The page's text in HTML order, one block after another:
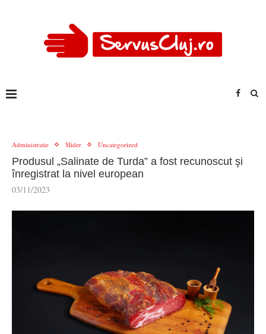
Administratie Slider Uncategorized
Produsul „Salinate de Turda” a fost recunoscut şi
înregistrat la nivel european
03/11/2023